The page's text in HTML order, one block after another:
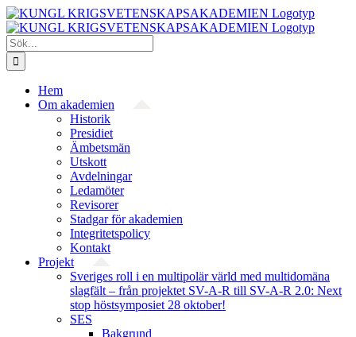
Fortsätt
till
innehållet
Sök
efter:
Hem
Om akademien
Historik
Presidiet
Ämbetsmän
Utskott
Avdelningar
Ledamöter
Revisorer
Stadgar för akademien
Integritetspolicy
Kontakt
Projekt
Sveriges roll i en multipolär värld med multidomäna
slagfält – från projektet SV-A-R till SV-A-R 2.0: Next
stop höstsymposiet 28 oktober!
SES
Bakgrund